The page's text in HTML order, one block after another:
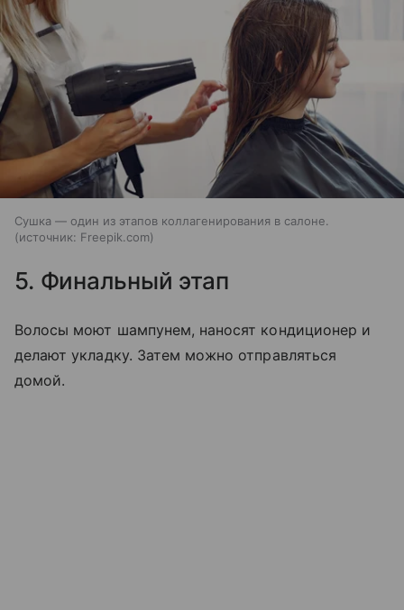
Сушка — один из этапов коллагенирования в салоне.
источник: Freepik.com
5. Финальный этап
Волосы моют шампунем, наносят кондиционер и
делают укладку. Затем можно отправляться
домой.